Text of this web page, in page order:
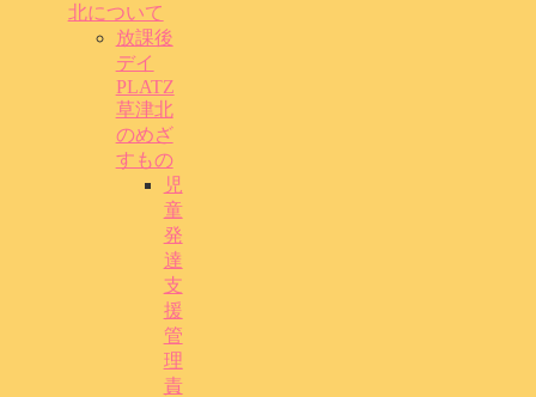
北について
放課後
デイ
PLATZ
草津北
のめざ
すもの
児
童
発
達
支
援
管
理
責